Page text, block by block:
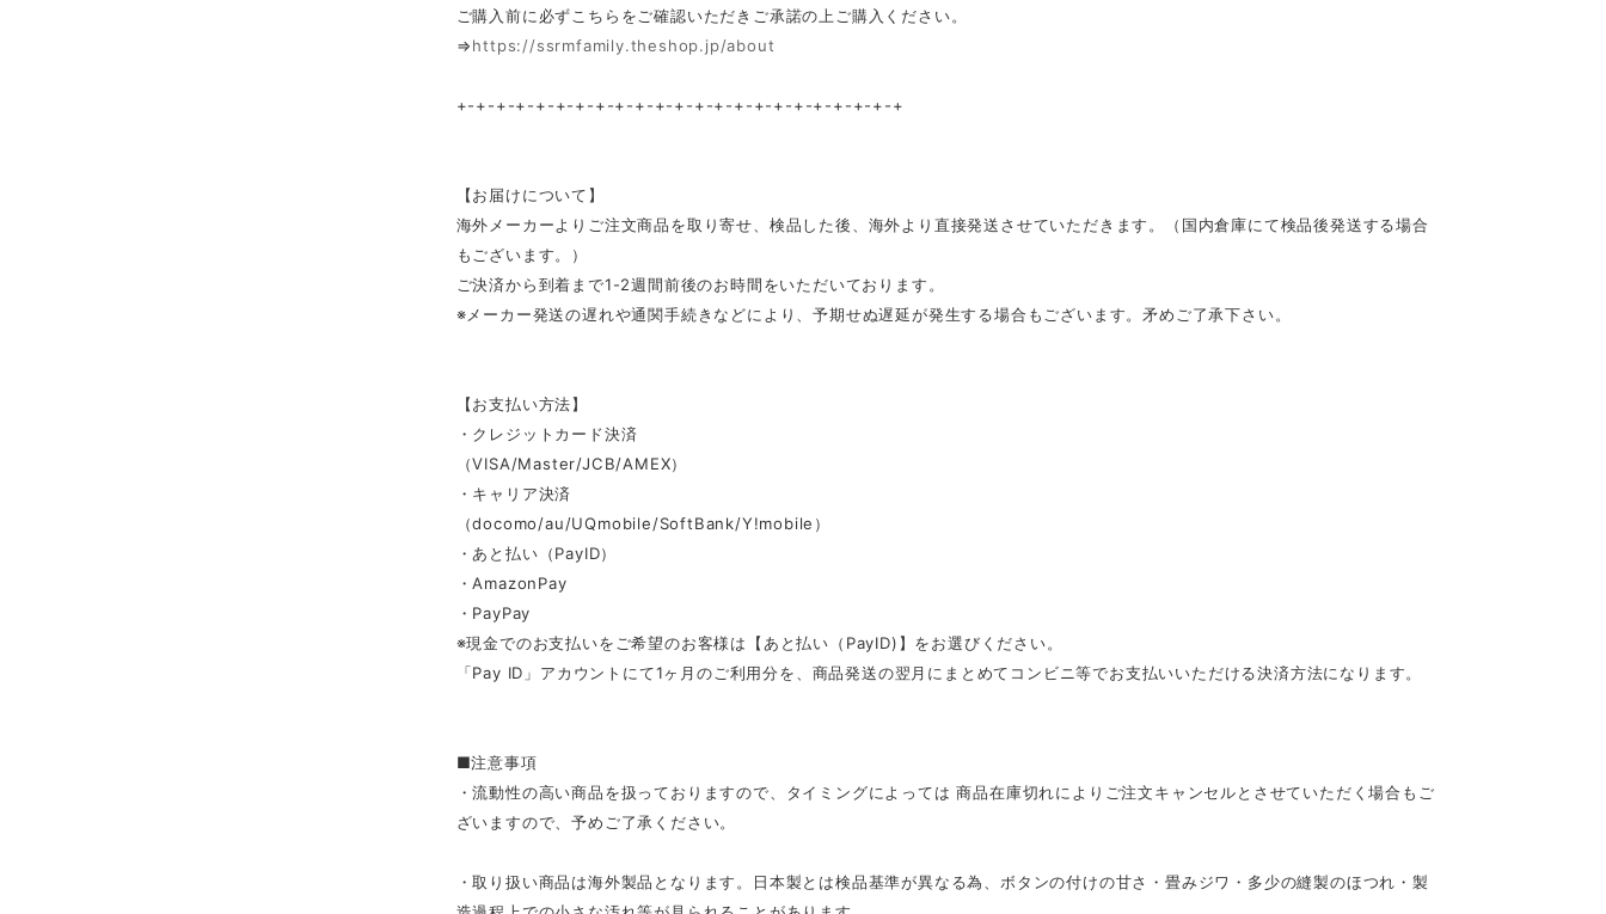
ご購入前に必ずこちらをご確認いただきご承諾の上ご購入ください。
⇒https://ssrmfamily.theshop.jp/about
+-+-+-+-+-+-+-+-+-+-+-+-+-+-+-+-+-+-+-+-+-+-+
【お届けについて】
海外メーカーよりご注文商品を取り寄せ、検品した後、海外より直接発送させていただきます。（国内倉庫にて検品後発送する場合
もございます。）
ご決済から到着まで1-2週間前後のお時間をいただいております。
※メーカー発送の遅れや通関手続きなどにより、予期せぬ遅延が発生する場合もございます。矛めご了承下さい。
【お支払い方法】
・クレジットカード決済
（VISA/Master/JCB/AMEX）
・キャリア決済
（docomo/au/UQmobile/SoftBank/Y!mobile）
・あと払い（PayID）
・AmazonPay
・PayPay
※現金でのお支払いをご希望のお客様は【あと払い（PayID)】をお選びください。
「Pay ID」アカウントにて1ヶ月のご利用分を、商品発送の翌月にまとめてコンビニ等でお支払いいただける決済方法になります。
■注意事項
・流動性の高い商品を扱っておりますので、タイミングによっては 商品在庫切れによりご注文キャンセルとさせていただく場合もご
ざいますので、予めご了承ください。
・取り扱い商品は海外製品となります。日本製とは検品基準が異なる為、ボタンの付けの甘さ・畳みジワ・多少の縫製のほつれ・製